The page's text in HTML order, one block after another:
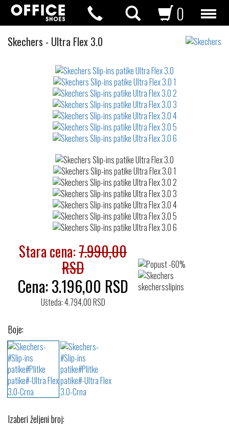
0
Skechers Slip-
patike
- Ultra Flex 3.0
waterrepellent
Stara cena:7.990,00
RSD
Cena:3.196,00 RSD
Ušteda: 4.794,00 RSD
Boje:
Izaberi željeni broj: